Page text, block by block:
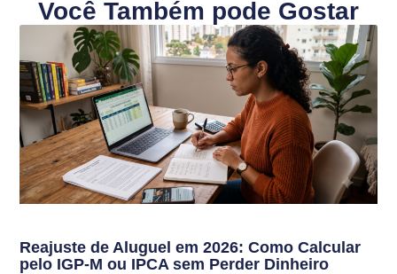
Você Também pode Gostar
Reajuste de Aluguel em 2026: Como Calcular
pelo IGP-M ou IPCA sem Perder Dinheiro